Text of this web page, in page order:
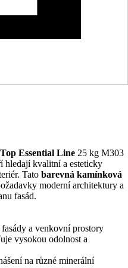
Essential Line 25 kg M303
hledají kvalitní a esteticky
Tato barevná kamínková
moderní architektury a
fasád.
a venkovní prostory
vysokou odolnost a
na různé minerální